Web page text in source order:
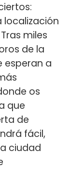
localización
miles
de la
a
os
que
de
fácil,
ciudad